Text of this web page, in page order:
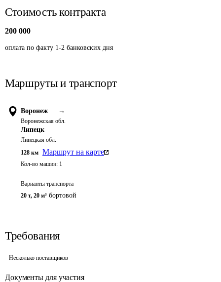
Стоимость контракта
200 000
оплата по факту 1-2 банковских дня
Маршруты и транспорт
Воронеж →
Воронежская обл.
Липецк
Липецкая обл.
128 км Маршрут на карте
Кол-во машин: 1
Варианты транспорта
20 т, 20 м³ бортовой
Требования
Несколько поставщиков
Документы для участия